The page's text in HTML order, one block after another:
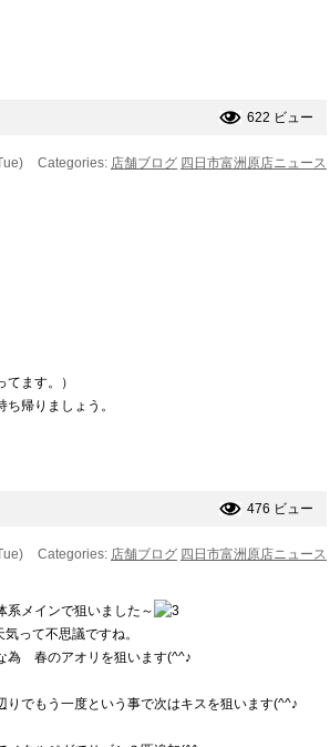
622 ビュー
Categories: 店舗ブログ 四日市富洲原店ニュース
ます。）
帰りましょう。
476 ビュー
Categories: 店舗ブログ 四日市富洲原店ニュース
メインで狙いました～
って不思議ですね。
為 春のアオリを狙います(^^♪
でもう一度という事で次はキスを狙います(^^♪